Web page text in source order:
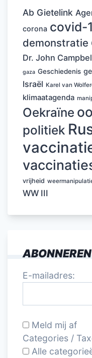
Ab Gietelink
corona covid-
demonstratie
Dr. John
gaza Geschiedenis
Israël Karel van
klimaatagenda
Oekraïne
politiek
vrijheid
WW III
ABONNEREN
E-mailadres:
Meld mij af
Categories /
Alle